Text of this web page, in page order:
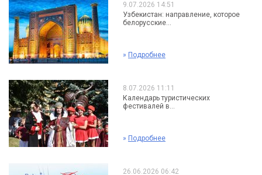
9.07.2026 14:51
Узбекистан: направление, которое
белорусские...
» Подробнее
8.07.2026 11:11
Календарь туристических
фестивалей в...
» Подробнее
26.06.2026 06:42